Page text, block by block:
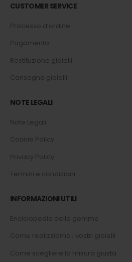
CUSTOMER SERVICE
Processo d’ordine
Pagamento
Restituzione gioielli
Consegna gioielli
NOTE LEGALI
Note Legali
Cookie Policy
Privacy Policy
Termini e condizioni
INFORMAZIONI UTILI
Enciclopedia delle gemme
Come realizziamo i vostri gioielli
Come scegliere la misura giusta